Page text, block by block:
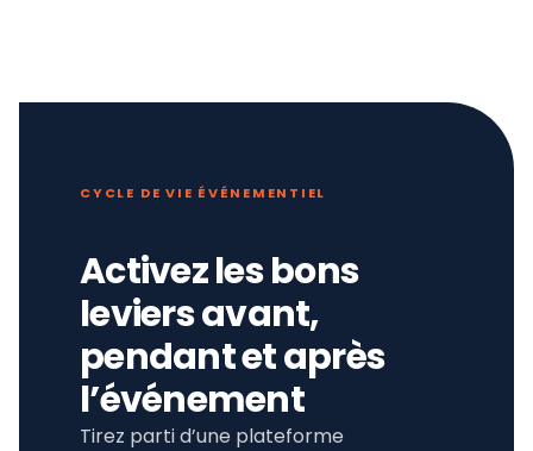
CYCLE DE VIE ÉVÉNEMENTIEL
Activez les bons
leviers avant,
pendant et après
l’événement
Tirez parti d’une plateforme